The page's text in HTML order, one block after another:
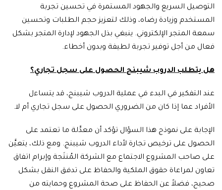
التوصيل السريع والجهود المستمرة في تحسين تجربة
المستخدم وزيادة رضاه، وذلك لتعزيز حجم الطلبات وتحسين
سمعة المتجر الإلكتروني. ينبغي بذل الجهود لإدارة المتجر بشكل
فعال من أجل توفير تجربة لطيفة وبدون أخطاء.
هل يتطلب الدروب شيبنج الحصول على سجل تجاري؟
عند التفكير في البدء في عملية الدروب شيبنج، قد يتساءل
الأفراد عما إذا كان من الضروري الحصول على سجل تجاري أم لا.
الإجابة على نموذج هذا السؤال تؤكد أن معدَّلة ما تعتمد على
الحصول على ترخيص تجارة لأداء الدروب شيبنج. ومع ذلك، يتعيَّن
على صاحب المشروع الاجتماع مع الشركة المُنتَجة وإبرام اتفاق
تعاون لمراعاة حقوق الملكية والحفاظ على تدفق النقل بشكل
صحيح، فضلاً عن الحفاظ على صحة المشروع وحمايته من